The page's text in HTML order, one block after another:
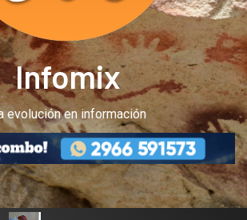
Infomix
evolución en información